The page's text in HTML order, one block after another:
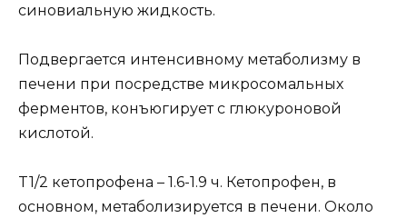
синовиальную жидкость.
Подвергается интенсивному метаболизму в
печени при посредстве микросомальных
ферментов, конъюгирует с глюкуроновой
кислотой.
T1/2 кетопрофена – 1.6-1.9 ч. Кетопрофен, в
основном, метаболизируется в печени. Около